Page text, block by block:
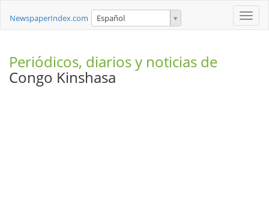
Toggle
NewspaperIndex.com Español
Periódicos, diarios y noticias de
Congo Kinshasa